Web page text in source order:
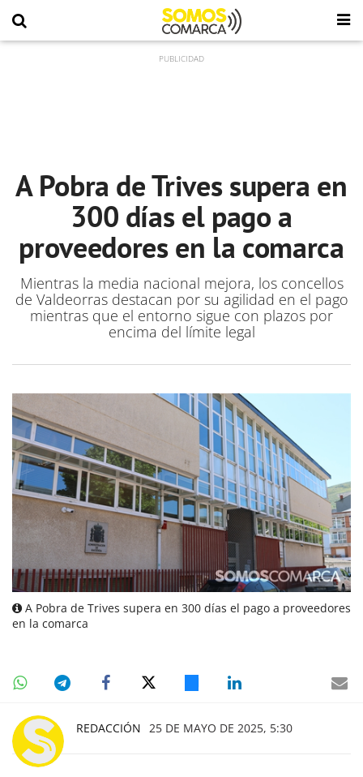
A Pobra de Trives supera en
300 días el pago a
proveedores en la comarca
Mientras la media nacional mejora, los concellos
de Valdeorras destacan por su agilidad en el pago
mientras que el entorno sigue con plazos por
encima del límite legal
A Pobra de Trives supera en 300 días el pago a proveedores
en la comarca
REDACCIÓN 25 DE MAYO DE 2025, 5:30